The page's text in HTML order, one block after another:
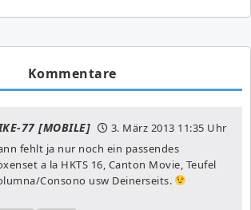
Kommentare
77 [MOBILE] 3. März 2013 11:35 Uhr
fehlt ja nur noch ein passendes
a la HKTS 16, Canton Movie, Teufel
Consono usw Deinerseits.